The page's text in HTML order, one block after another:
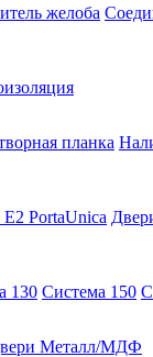
желоба
планка
PortaUnica
130 Система 150
Металл/МДФ